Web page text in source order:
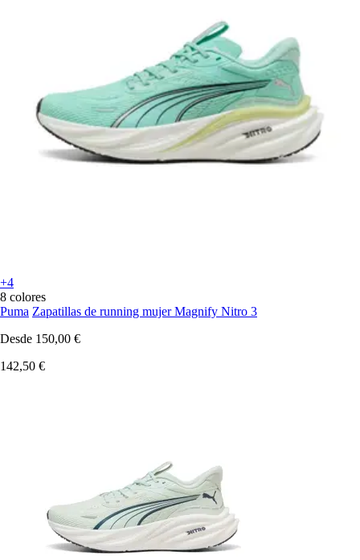
+4
8 colores
Puma Zapatillas de running mujer Magnify Nitro 3
Desde 150,00 €
142,50 €